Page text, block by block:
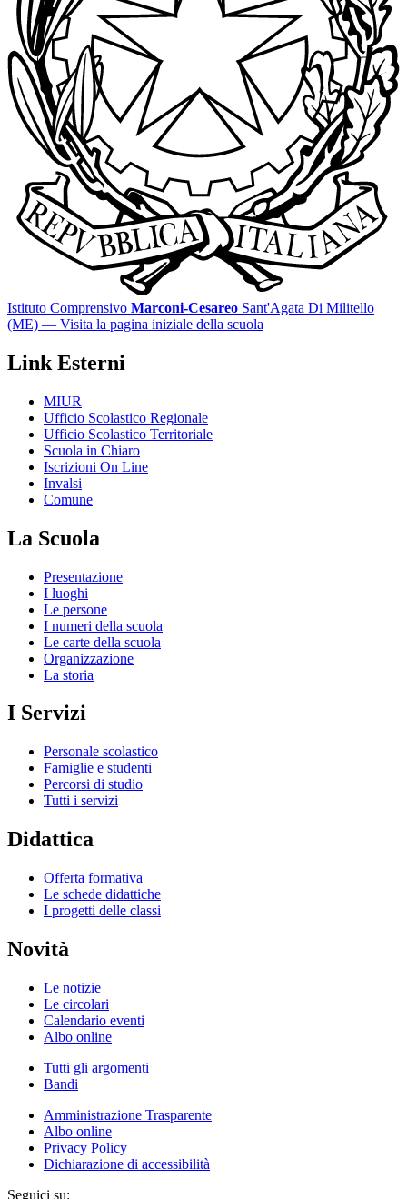
Istituto Comprensivo Marconi-Cesareo Sant'Agata Di Militello
(ME) — Visita la pagina iniziale della scuola
Link Esterni
MIUR
Ufficio Scolastico Regionale
Ufficio Scolastico Territoriale
Scuola in Chiaro
Iscrizioni On Line
Invalsi
Comune
La Scuola
Presentazione
I luoghi
Le persone
I numeri della scuola
Le carte della scuola
Organizzazione
La storia
I Servizi
Personale scolastico
Famiglie e studenti
Percorsi di studio
Tutti i servizi
Didattica
Offerta formativa
Le schede didattiche
I progetti delle classi
Novità
Le notizie
Le circolari
Calendario eventi
Albo online
Tutti gli argomenti
Bandi
Amministrazione Trasparente
Albo online
Privacy Policy
Dichiarazione di accessibilità
Seguici su: